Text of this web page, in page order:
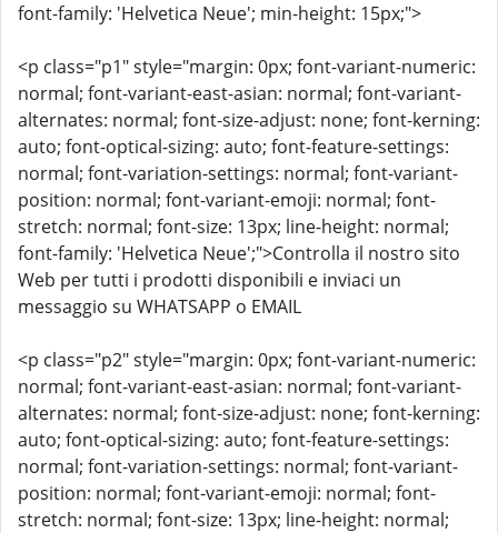
font-family: 'Helvetica Neue'; min-height: 15px;">
<p class="p1" style="margin: 0px; font-variant-numeric:
normal; font-variant-east-asian: normal; font-variant-
alternates: normal; font-size-adjust: none; font-kerning:
auto; font-optical-sizing: auto; font-feature-settings:
normal; font-variation-settings: normal; font-variant-
position: normal; font-variant-emoji: normal; font-
stretch: normal; font-size: 13px; line-height: normal;
font-family: 'Helvetica Neue';">Controlla il nostro sito
Web per tutti i prodotti disponibili e inviaci un
messaggio su WHATSAPP o EMAIL
<p class="p2" style="margin: 0px; font-variant-numeric:
normal; font-variant-east-asian: normal; font-variant-
alternates: normal; font-size-adjust: none; font-kerning:
auto; font-optical-sizing: auto; font-feature-settings:
normal; font-variation-settings: normal; font-variant-
position: normal; font-variant-emoji: normal; font-
stretch: normal; font-size: 13px; line-height: normal;